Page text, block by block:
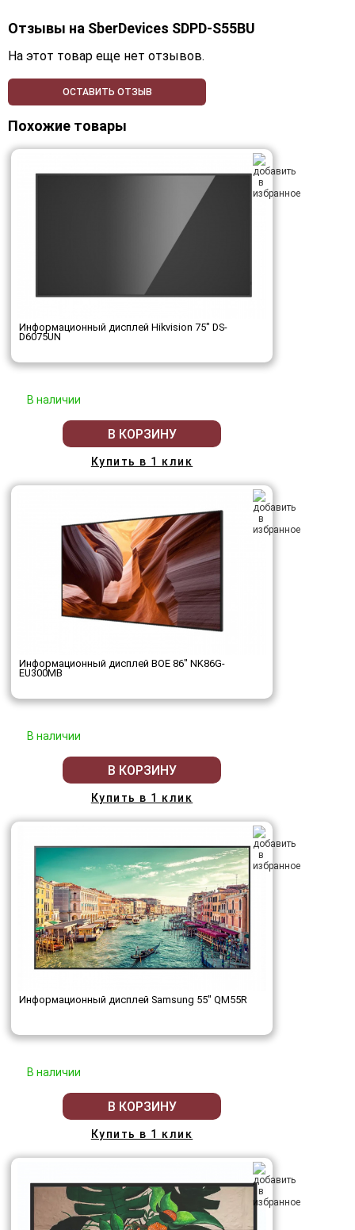
Отзывы на SberDevices SDPD-S55BU
На этот товар еще нет отзывов.
ОСТАВИТЬ ОТЗЫВ
Похожие товары
Информационный дисплей Hikvision 75" DS-
D6075UN
В наличии
В КОРЗИНУ
Купить в 1 клик
Информационный дисплей BOE 86" NK86G-
EU300MB
В наличии
В КОРЗИНУ
Купить в 1 клик
Информационный дисплей Samsung 55" QM55R
В наличии
В КОРЗИНУ
Купить в 1 клик